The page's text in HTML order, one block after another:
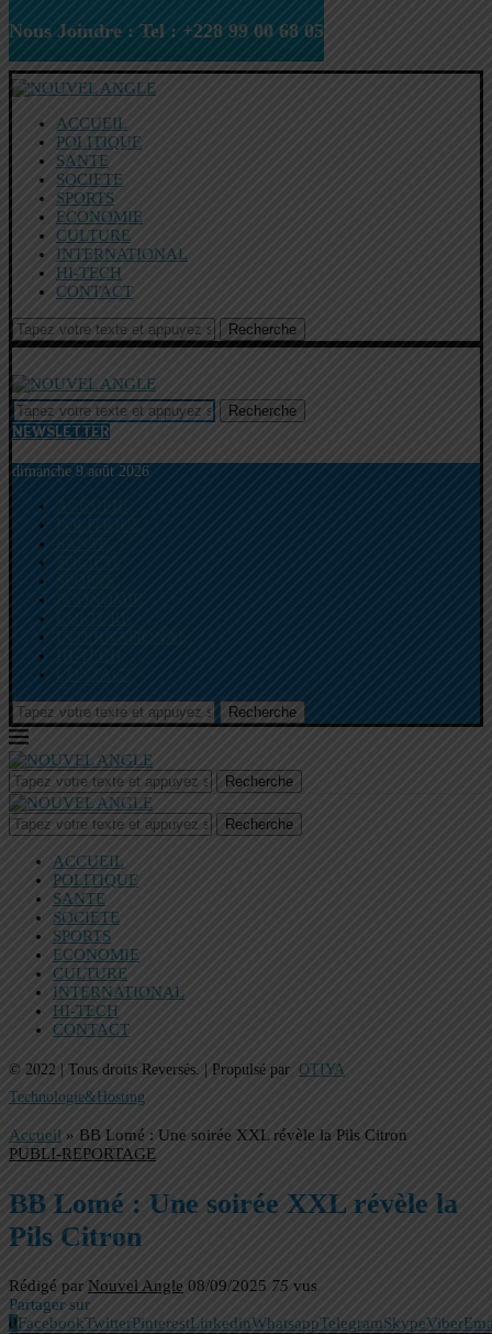
Nous Joindre : Tel : +228 99 00 68 05
ACCUEIL
POLITIQUE
SANTE
SOCIETE
SPORTS
ECONOMIE
CULTURE
INTERNATIONAL
HI-TECH
CONTACT
Recherche
Recherche
NEWSLETTER
dimanche 9 août 2026
Recherche
Recherche
Recherche
ACCUEIL
POLITIQUE
SANTE
SOCIETE
SPORTS
ECONOMIE
CULTURE
INTERNATIONAL
HI-TECH
CONTACT
© 2022 | Tous droits Reversés. | Propulsé par OTIYA
Technologie&Hosting
Accueil » BB Lomé : Une soirée XXL révèle la Pils Citron
PUBLI-REPORTAGE
BB Lomé : Une soirée XXL révèle la
Pils Citron
Rédigé par Nouvel Angle 08/09/2025 75 vus
Partager sur
0FacebookTwitterPinterestLinkedinWhatsappTelegramSkypeViber